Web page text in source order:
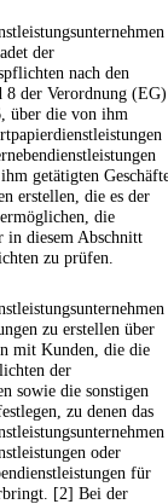
der
nach den
der Verordnung (EG)
über die von ihm
getätigten
erstellen, die es der
die
in diesem Abschnitt
zu prüfen.
zu erstellen über
mit Kunden, die die
der
sowie die sonstigen
zu denen das
oder
für
[2] Bei der